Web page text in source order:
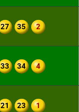
27 35 2
33 34 4
21 23 1